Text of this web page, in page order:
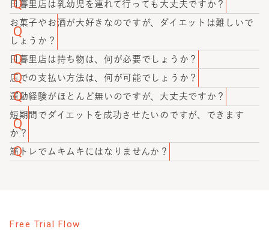
ウンドをしてしまうため、当店はリバウンドしにくい独自
のメソッドである「綺麗なダイエット」を提供していま
す。
は一切ございませんのでご安心ください。
をお受け頂いております。体験トレーニング後に入塾のご
案内をさせていただきますので、画面下にあるオレンジ色
のボタン『無料体験はこちら』から空いているお日にちを
お選びください。
お二人までは同時にお通い頂くことが可能です。かたぎり
塾日暮里店ではお得なペアプランをご用意しております。
月4ペアプラン：49,500円（税込） 月8ペアプラン：
79,200円（税込） ペア回数券：1枚13,200円（税込）
日暮里店は乳幼児を連れて行っても大丈夫ですか？
乳幼児をお連れ頂いても大丈夫です。かたぎり塾 日暮里店
では、お子様用のパーソナルスペースをご用意いたしま
す。かたぎり塾では、産後ダイエットで通われるママさん
も多数在籍しておりますので、ご安心してお通いくださ
い。パーソナルトレーナーが、骨格のゆがみや体質の変化
（産後に体質の変化を感じる女性は多数いらっしゃいま
す。）を考慮して、最適なメニューをご提案いたします。
お菓子やお酒が大好きなのですが、ダイエットは難しいで
しょうか？
効率的にダイエットをするには、お菓子・お酒の量とタイ
ミングを調整することは大切です。しかし、好きなことを
禁止するとストレスが溜まりダイエットが停滞したり、後
にリバウンドするリスクが高まることも事実です。そのた
めかたぎり塾 日暮里店では、パーソナルトレーナーがどの
ようなお菓子・お酒をどれくらいの量なら大丈夫か、あな
日暮里店は持ち物は、何が必要でしょうか？
持ち物は、何も必要ありません！かたぎり塾 日暮里店で
は、ウェアやシューズ、飲み物は全て用意してありますの
で、仕事帰りやお出かけ前にもお気軽にお越しいただけま
す。
店での支払い方法は、何が可能でしょうか？
かたぎり塾 日暮里店では、クレジットカード払いとコンビ
ニ払いに対応しております。
運動経験がほとんど無いのですが、大丈夫ですか？
大丈夫です！かたぎり塾には、元々運動経験がない方も大
勢通われています。お客様の身体や骨格の悩みに寄り添い
ながら、丁寧にトレーニング指導をさせていただきます。
短期間でダイエットを成功させたいのですが、できます
か？
かたぎり塾 日暮里店では、あなたの理想を叶えるためのダ
筋トレでムキムキにはなりませんか？
気持ちを持つ、熱い志を持ったトレーナーが、あなたの理
Free Trial Flow